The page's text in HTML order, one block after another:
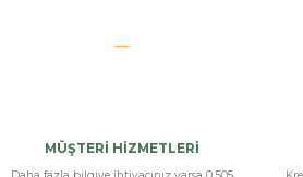
MÜŞTERİ HİZMETLERİ